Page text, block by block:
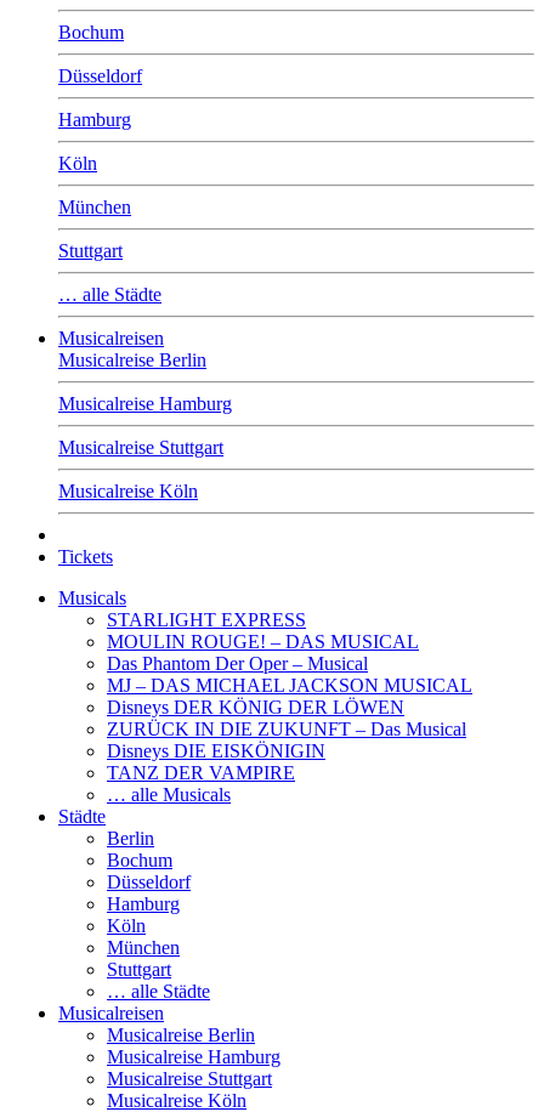
Bochum
Düsseldorf
Hamburg
Köln
München
Stuttgart
… alle Städte
Musicalreisen
Musicalreise Berlin
Musicalreise Hamburg
Musicalreise Stuttgart
Musicalreise Köln
Tickets
Musicals
STARLIGHT EXPRESS
MOULIN ROUGE! – DAS MUSICAL
Das Phantom Der Oper – Musical
MJ – DAS MICHAEL JACKSON MUSICAL
Disneys DER KÖNIG DER LÖWEN
ZURÜCK IN DIE ZUKUNFT – Das Musical
Disneys DIE EISKÖNIGIN
TANZ DER VAMPIRE
… alle Musicals
Städte
Berlin
Bochum
Düsseldorf
Hamburg
Köln
München
Stuttgart
… alle Städte
Musicalreisen
Musicalreise Berlin
Musicalreise Hamburg
Musicalreise Stuttgart
Musicalreise Köln